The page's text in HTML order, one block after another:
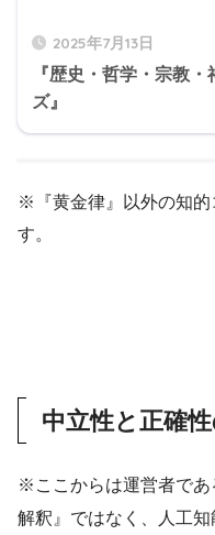
2025年7月13日
『歴史・哲学・宗教
ズ』
※『黄金律』以外の知的
す。
中立性と正確性
※ここからは運営者であ
解釈』ではなく、人工知